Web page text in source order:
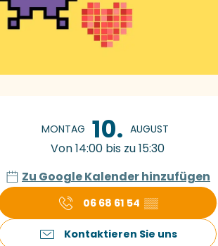
MONTAG 10. AUGUST
Von 14:00 bis zu 15:30
Zu Google Kalender hinzufügen
06 68 61 54 ▒▒
Kontaktieren Sie uns